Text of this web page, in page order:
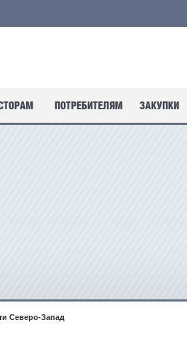
ПОТРЕБИТЕЛЯМ ЗАКУПКИ
Северо-Запад